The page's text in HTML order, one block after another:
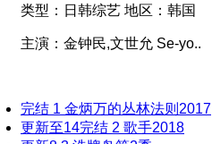
类型： 日韩综艺 地区： 韩国
主演： 金钟民,文世允 Se-yo..
完结 1 金炳万的丛林法则2017
更新至14完结 2 歌手2018